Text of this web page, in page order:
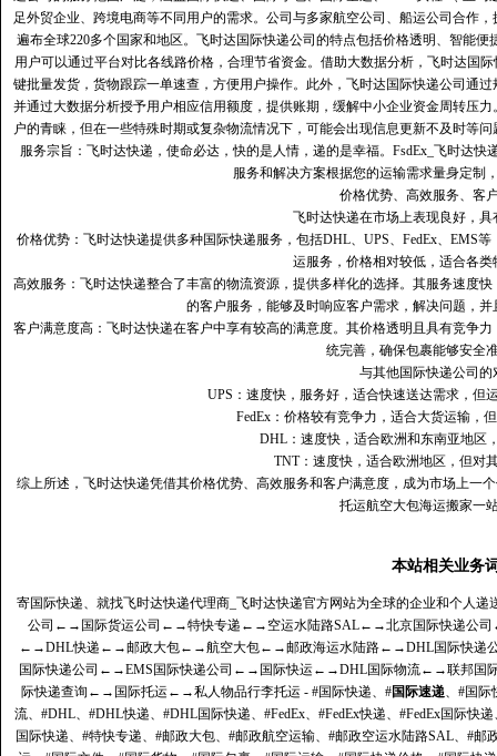
足外贸企业、跨境电商等不同用户的需求。公司与多家航空公司、船运公司合作
遍布全球220多个国家和地区。飞时达国际快递公司的特点包括价格透明、智能
用户可以通过平台对比各线路价格，合理节省资金。借助大数据分析，飞时达国
键批量发货，货物跟踪一单速查，方便用户操作。此外，飞时达国际快递公司通
并通过大数据分析授予用户相应信用额度，提供账期，缓解中小企业资金周转压
户的青睐，但在一些特殊时期或复杂物流情况下，可能会出现信息更新不及时等
服务宗旨：飞时达快递，使命必达，快的是人情，递的是幸福。FsdEx_飞时达
服务和解决方案根据您的运输需求量身定制
价格优势、高效服务、客
飞时达快递在市场上表现良好，
价格优势：飞时达快递提供多种国际快递服务，包括DHL、UPS、FedEx、EMS
运服务，价格相对较低，适合各
高效服务：飞时达快递整合了丰富的物流资源，提供多样化的选择。其服务速度
的客户服务，能够及时响应客户需求，解决问题，
客户满意度高‌：飞时达快递在客户中享有较高的满意度。其价格透明且具有竞争
统完善，确保包裹能够安全
与其他国际快递公司的
UPS：速度快，服务好，适合快速送达需求，但
FedEx：价格较有竞争力，适合大货运输，
DHL：速度快，适合欧洲和东南亚地区
TNT：速度快，适合欧洲地区，但对
综上所述，飞时达快递凭借其价格优势、高效服务和客户满意度，成为市场上一
托运航空大包海运搬家一
本站相关业务
寄国际快递、就找飞时达快递代理商_飞时达快递官方网站为全球的企业和个人递
公司 ←→ 国际货运公司 ←→特快专递 ←→ 空运水陆路SAL←→北京国际快递公司
←→DHL快递 ←→邮政大包←→航空大包←→邮政海运水陆路←→DHL国际快递
国际快递公司 ←→EMS国际快递公司 ←→ 国际快运←→DHL国际物流←→联邦国
际快递查询 ←→ 国际托运←→私人物品行李托运 - #国际快递、#国际速递、#国际
流、#DHL、#DHL快递、#DHL国际快递、#FedEx、#FedEx快递、#FedEx国际快
国际快递、#特快专递、#邮政大包、#邮政航空运输、#邮政空运水陆路SAL、#